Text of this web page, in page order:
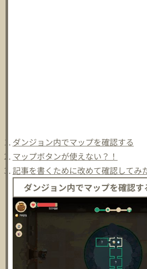
ダンジョン内でマップを確認する
マップボタンが使えない？！
記事を書くために改めて確認して
ダンジョン内でマップを確認す